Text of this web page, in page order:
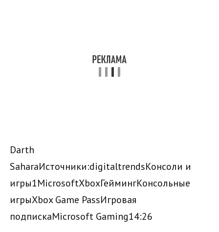
Darth
SaharaИсточники:digitaltrendsКонсоли и
игры1MicrosoftXboxГеймингКонсольные
игрыXbox Game PassИгровая
подпискаMicrosoft Gaming14:26